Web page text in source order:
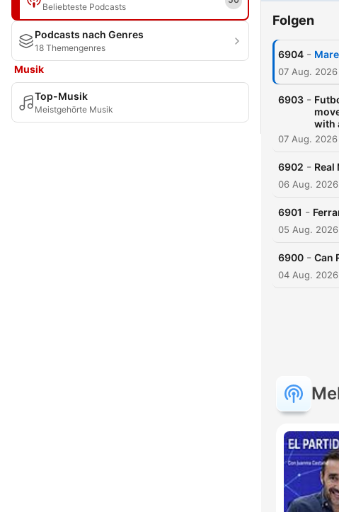
Beliebteste Podcasts
Podcasts nach Genres
18 Themengenres
Musik
Top-Musik
Meistgehörte Musik
Folgen
6904 -
07 Aug. 2026
6903 -
with
07 Aug. 2026
6902 -
06 Aug. 2026
6901 -
05 Aug. 2026
6900 - Can
04 Aug. 2026